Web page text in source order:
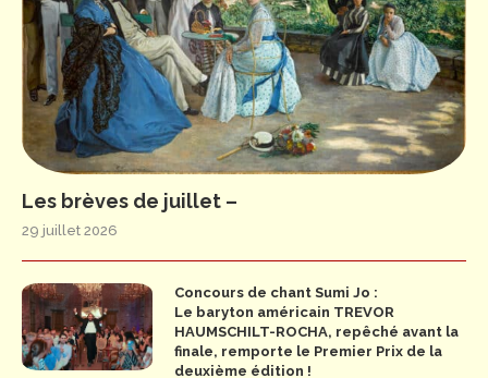
Les brèves de juillet –
29 juillet 2026
Concours de chant Sumi Jo :
Le baryton américain TREVOR
HAUMSCHILT-ROCHA, repêché avant la
finale, remporte le Premier Prix de la
deuxième édition !